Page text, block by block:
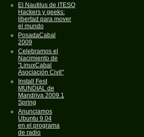
El Nautilus de ITESO
Hackers y geeks:
libertad para mover
el mundo
PosadaCabal
2009
Celebramos el
Nacimiento de
"LinuxCabal
Asociación Civil"
Install Fest
MUNDIAL de
Mandriva 2009.1
Spring
Anunciamos
Ubuntu 9.04
en el programa
de radio